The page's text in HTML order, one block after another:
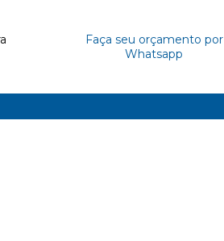
Faça seu orçamento por
Whatsapp